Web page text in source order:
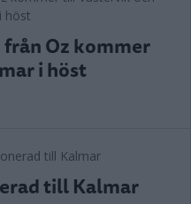
Oz kommer
i höst
till Kalmar